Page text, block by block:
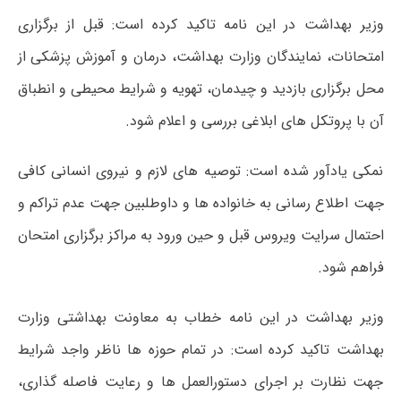
وزیر بهداشت در این نامه تاکید کرده است: قبل از برگزاری
امتحانات، نمایندگان وزارت بهداشت، درمان و آموزش پزشکی از
محل برگزاری بازدید و چیدمان، تهویه و شرایط محیطی و انطباق
آن با پروتکل های ابلاغی بررسی و اعلام شود.
نمکی یادآور شده است: توصیه های لازم و نیروی انسانی کافی
جهت اطلاع رسانی به خانواده ها و داوطلبین جهت عدم تراکم و
احتمال سرایت ویروس قبل و حین ورود به مراکز برگزاری امتحان
فراهم شود.
وزیر بهداشت در این نامه خطاب به معاونت بهداشتی وزارت
بهداشت تاکید کرده است: در تمام حوزه ها ناظر واجد شرایط
جهت نظارت بر اجرای دستورالعمل ها و رعایت فاصله گذاری،